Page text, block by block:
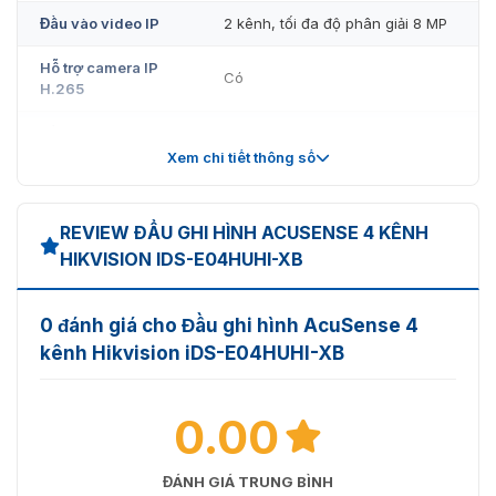
Đầu vào video IP 2 kênh, tối đa độ phân giải 8 MP
Hỗ trợ camera IP
H.265
Có
75 Ω)
MP
Nhiều độ phân giải từ 720p đến 5
MP
Đầu vào HDCVI
Nhiều độ phân giải từ 720p đến 8
MP
1 kênh, 2K (2560 × 1440)/60Hz,
1920 × 1080/60 Hz
Xem chi tiết thông số
REVIEW ĐẦU GHI HÌNH ACUSENSE 4 KÊNH
HIKVISION IDS-E04HUHI-XB
0 đánh giá cho Đầu ghi hình AcuSense 4
kênh Hikvision iDS-E04HUHI-XB
0.00
ĐÁNH GIÁ TRUNG BÌNH